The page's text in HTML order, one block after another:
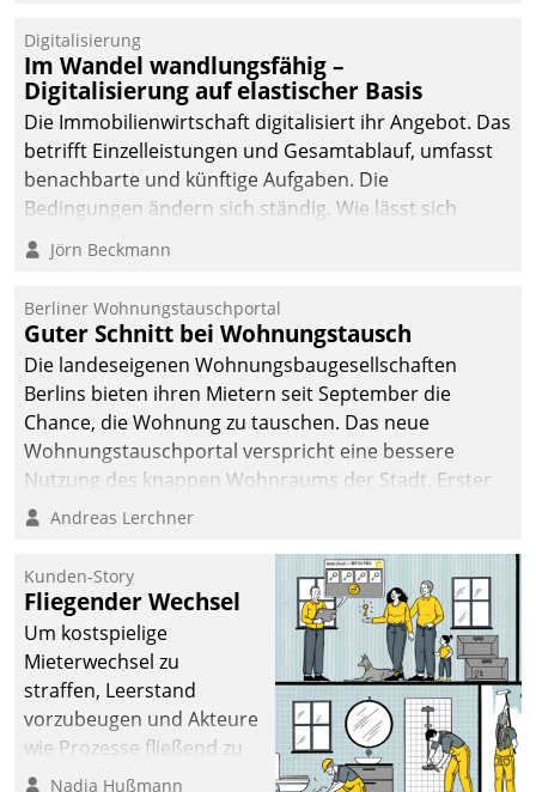
Digitalisierung
Im Wandel wandlungsfähig –
Digitalisierung auf elastischer Basis
Die Immobilienwirtschaft digitalisiert ihr Angebot. Das
betrifft Einzelleistungen und Gesamtablauf, umfasst
benachbarte und künftige Aufgaben. Die
Bedingungen ändern sich ständig. Wie lässt sich
technisch die Kontrolle wahren und zugleich Freiraum
fürs Wachsen öffnen?
Jörn Beckmann
Berliner Wohnungstauschportal
Guter Schnitt bei Wohnungstausch
Die landeseigenen Wohnungsbaugesellschaften
Berlins bieten ihren Mietern seit September die
Chance, die Wohnung zu tauschen. Das neue
Wohnungstauschportal verspricht eine bessere
Nutzung des knappen Wohnraums der Stadt. Erster
Anwendungsfall für Datatrains Lösung API-Hub mit
Unternehmen.
Andreas Lerchner
Kunden-Story
Fliegender Wechsel
Um kostspielige
Mieterwechsel zu
straffen, Leerstand
vorzubeugen und Akteure
wie Prozesse fließend zu
vernetzen, nutzt die
Nadja Hußmann